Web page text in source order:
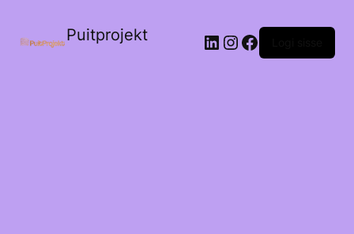
Puitprojekt LinkedIn
Instagram
Facebook